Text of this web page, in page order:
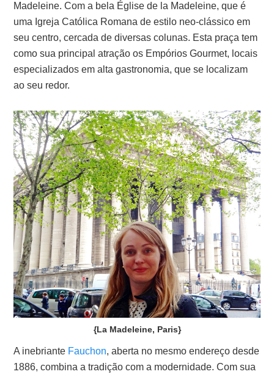
Madeleine. Com a bela Église de la Madeleine, que é
uma Igreja Católica Romana de estilo neo-clássico em
seu centro, cercada de diversas colunas. Esta praça tem
como sua principal atração os Empórios Gourmet, locais
especializados em alta gastronomia, que se localizam
ao seu redor.
{La Madeleine, Paris}
A inebriante Fauchon, aberta no mesmo endereço desde
1886, combina a tradição com a modernidade. Com sua